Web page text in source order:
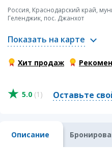
Россия, Краснодарский край,
Геленджик, пос. Джанхот
Показать на карте
Хит продаж
5.0 (1) Оставьте
Описание